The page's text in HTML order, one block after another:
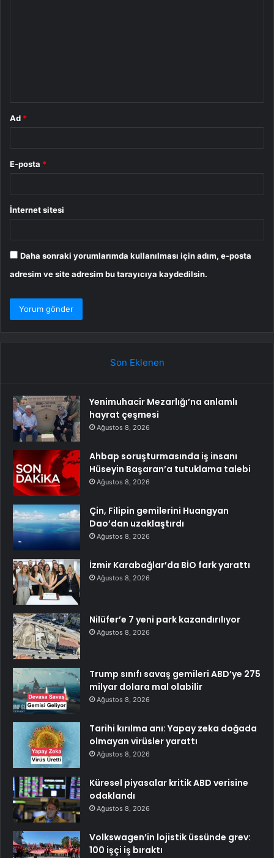
Ad *
E-posta *
İnternet sitesi
Daha sonraki yorumlarımda kullanılması için adım, e-posta
adresim ve site adresim bu tarayıcıya kaydedilsin.
Son Eklenen
Yenimuhacir Mezarlığı’na anlamlı
hayrat çeşmesi
Ağustos 8, 2026
Ahbap soruşturmasında iş insanı
Hüseyin Başaran’a tutuklama talebi
Ağustos 8, 2026
Çin, Filipin gemilerini Huangyan
Dao’dan uzaklaştırdı
Ağustos 8, 2026
İzmir Karabağlar’da BİO fark yarattı
Ağustos 8, 2026
Nilüfer’e 7 yeni park kazandırılıyor
Ağustos 8, 2026
Trump sınıfı savaş gemileri ABD’ye 275
milyar dolara mal olabilir
Ağustos 8, 2026
Tarihi kırılma anı: Yapay zeka doğada
olmayan virüsler yarattı
Ağustos 8, 2026
Küresel piyasalar kritik ABD verisine
odaklandı
Ağustos 8, 2026
Volkswagen’in lojistik üssünde grev:
100 işçi iş bıraktı